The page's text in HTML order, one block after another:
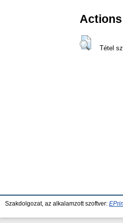
Tétel
Szakdolgozat, az alkalamzott szoftver: